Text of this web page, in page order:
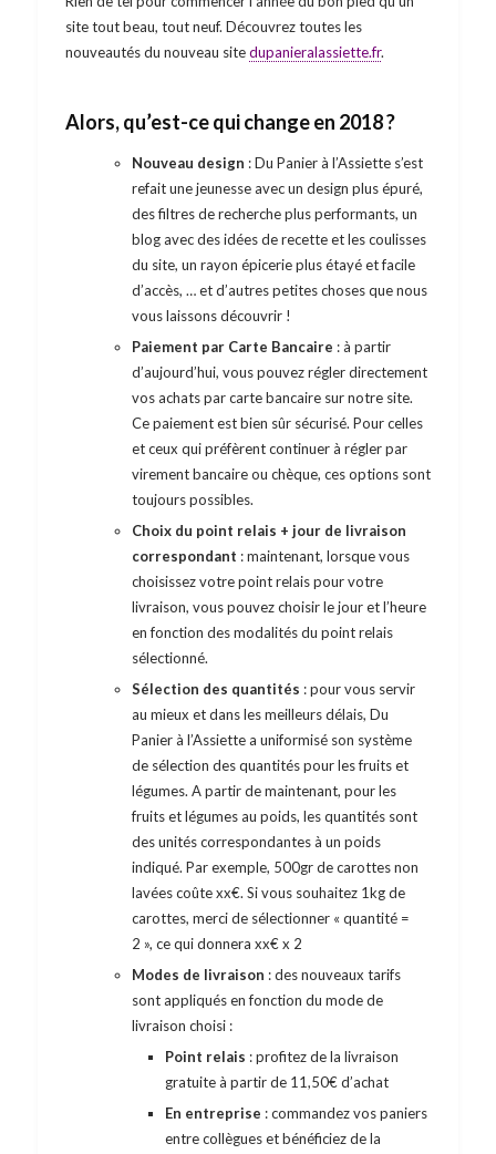
site tout beau, tout neuf. Découvrez toutes les
nouveautés du nouveau sitedupanieralassiette.fr.
Alors, qu’est-ce qui change en 2018 ?
Nouveau design : Du Panier à l’Assiette s’est
refait une jeunesse avec un design plus épuré,
des filtres de recherche plus performants, un
blog avec des idées de recette et les coulisses
du site, un rayon épicerie plus étayé et facile
d’accès, … et d’autres petites choses que nous
vous laissons découvrir !
Paiement par Carte Bancaire : à partir
d’aujourd’hui, vous pouvez régler directement
vos achats par carte bancaire sur notre site.
Ce paiement est bien sûr sécurisé. Pour celles
et ceux qui préfèrent continuer à régler par
virement bancaire ou chèque, ces options sont
toujours possibles.
Choix du point relais + jour de livraison
correspondant : maintenant, lorsque vous
choisissez votre point relais pour votre
livraison, vous pouvez choisir le jour et l’heure
en fonction des modalités du point relais
sélectionné.
Sélection des quantités : pour vous servir
au mieux et dans les meilleurs délais, Du
Panier à l’Assiette a uniformisé son système
de sélection des quantités pour les fruits et
légumes. A partir de maintenant, pour les
fruits et légumes au poids, les quantités sont
des unités correspondantes à un poids
indiqué. Par exemple, 500gr de carottes non
lavées coûte xx€. Si vous souhaitez 1kg de
carottes, merci de sélectionner « quantité =
2 », ce qui donnera xx€ x 2
Modes de livraison : des nouveaux tarifs
sont appliqués en fonction du mode de
livraison choisi :
Point relais : profitez de la livraison
gratuite à partir de 11,50€ d’achat
En entreprise : commandez vos paniers
entre collègues et bénéficiez de la